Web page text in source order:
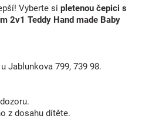
Vyberte si pletenou čepici s
2v1 Teddy Hand made Baby
Jablunkova 799, 739 98.
z dosahu dítěte.